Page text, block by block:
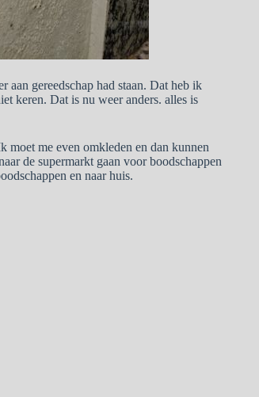
aan gereedschap had staan. Dat heb ik
keren. Dat is nu weer anders. alles is
moet me even omkleden en dan kunnen
de supermarkt gaan voor boodschappen
en naar huis.